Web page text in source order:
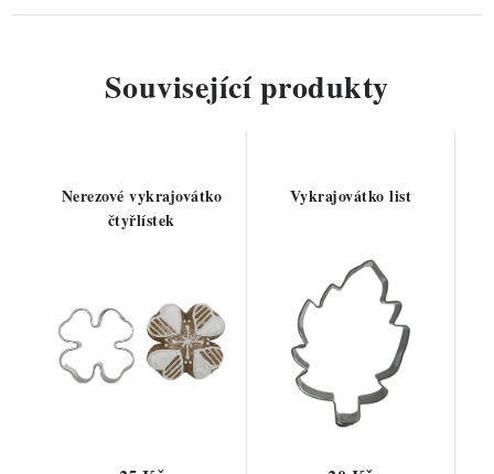
Související produkty
Nerezové vykrajovátko
čtyřlístek
Vykrajovátko list